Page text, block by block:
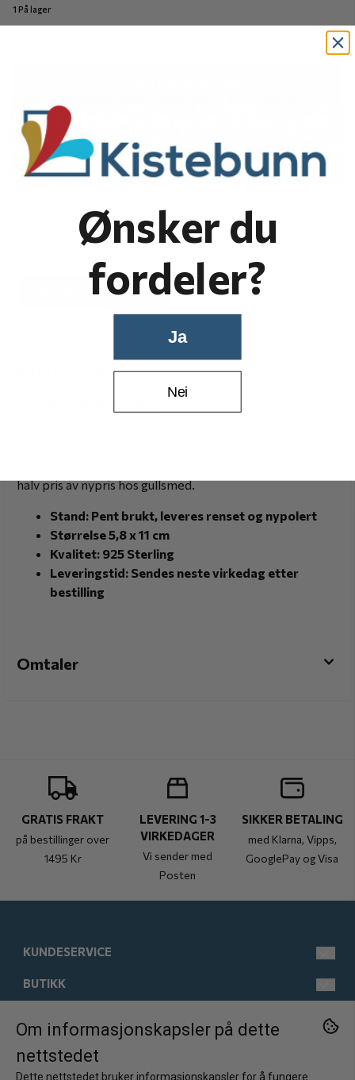
1 På lager
Kistebunn Kundeklubb
Fordeler:
✓ 5% bonus på hvert kjøp
✓ Tidlig tilgang til kampanjer
Er du medlem må du være innlogget.
Logg inn for kundeklubb
halv pris av nypris hos gullsmed.
Stand: Pent brukt, leveres renset og nypolert
Størrelse 5,8 x 11 cm
Kvalitet: 925 Sterling
Leveringstid: Sendes neste virkedag etter
bestilling
Omtaler
GRATIS FRAKT
på bestillinger over
1495 Kr
LEVERING 1-3
VIRKEDAGER
Vi sender med
Posten
SIKKER BETALING
med Klarna, Vipps,
GooglePay og Visa
KUNDESERVICE
post@kistebunn.no
Tlf: 958 11 529
Man-Fre kl 9-17
Østregate 21
2317 Hamar
BUTIKK
Salgsbetingelser
Kontakt oss
Om oss
FØLG OSS
Om informasjonskapsler på dette
nettstedet
Dette nettstedet bruker informasjonskapsler for å fungere
Ønsker du
fordeler?
Ja
Nei